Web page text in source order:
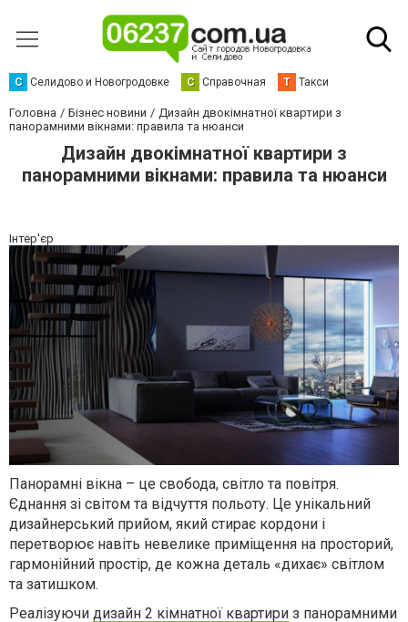
С Селидово и Новогродовке С Справочная Т Такси
Головна Бізнес новини
Дизайн двокімнатної квартири з
панорамними вікнами: правила та нюанси
Дизайн двокімнатної квартири з
панорамними вікнами: правила та нюанси
Інтер'єр
Панорамні вікна – це свобода, світло та повітря.
Єднання зі світом та відчуття польоту. Це унікальний
дизайнерський прийом, який стирає кордони і
перетворює навіть невелике приміщення на просторий,
гармонійний простір, де кожна деталь «дихає» світлом
та затишком.
Реалізуючи дизайн 2 кімнатної квартири з панорамними